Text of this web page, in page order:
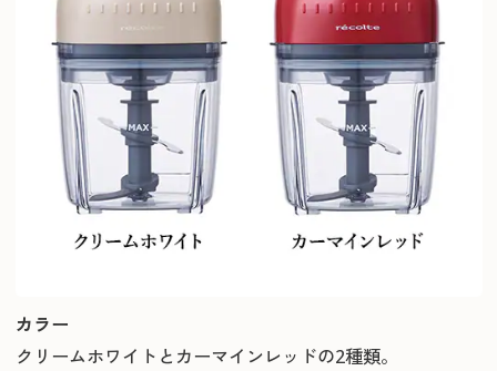
カラー
クリームホワイトとカーマインレッドの2種類。